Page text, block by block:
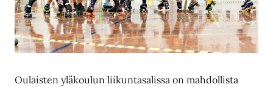
Oulaisten yläkoulun liikuntasalissa on mahdollista